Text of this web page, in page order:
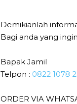
Demikianlah
Bagi anda yang
Bapak Jamil
Telpon : 0822 1078
ORDER VIA